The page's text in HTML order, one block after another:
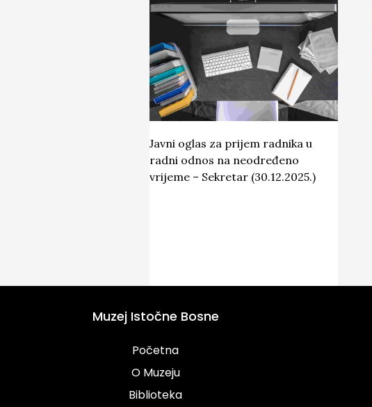
Javni oglas za prijem radnika u
radni odnos na neodređeno
vrijeme – Sekretar (30.12.2025.)
Muzej Istočne Bosne
Početna
O Muzeju
Biblioteka